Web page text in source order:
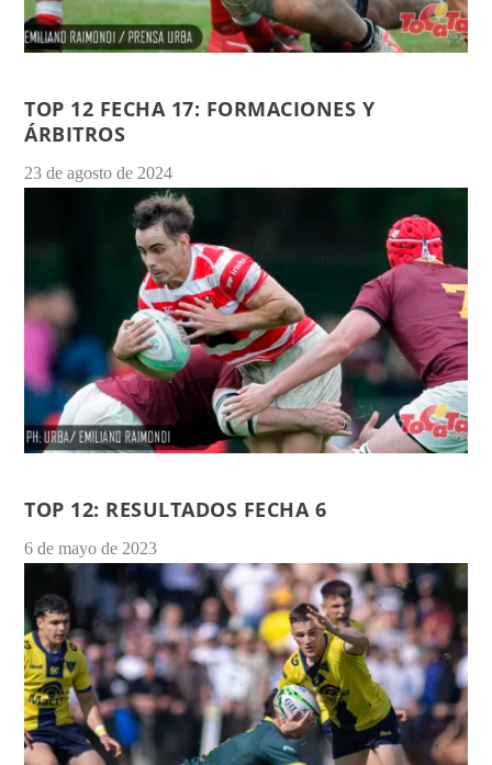
TOP 12 FECHA 17: FORMACIONES Y
ÁRBITROS
23 de agosto de 2024
TOP 12: RESULTADOS FECHA 6
6 de mayo de 2023